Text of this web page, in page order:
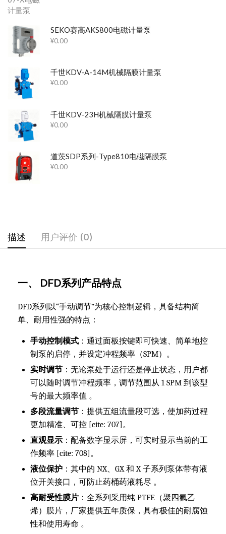
SEKO赛高AKS800电磁计量泵
¥0.00
千世KDV-A-14M机械隔膜计量泵
¥0.00
千世KDV-23H机械隔膜计量泵
¥0.00
道茨SDP系列-Type810电磁隔膜泵
¥0.00
描述 用户评价 (0)
一、 DFD系列产品特点
DFD系列以“手动调节”为核心控制逻辑，具备结构简
单、耐用性强的特点：
手动控制模式 ：通过面板按键即可快速、简单地控
制泵的启停，并设定冲程频率（SPM）。
实时调节 ：无论泵处于运行还是停止状态，用户都
可以随时调节冲程频率，调节范围从 1 SPM 到该型
号的最大频率值 。
多段流量调节 ：提供五组流量段可选，使加药过程
更加精准、可控 [cite: 707]。
直观显示 ：配备数字显示屏，可实时显示当前的工
作频率 [cite: 708]。
液位保护 ：其中的 NX、GX 和 X 子系列泵体带有液
位开关接口，可防止药桶药液耗尽 。
高耐受性膜片 ：全系列采用纯 PTFE（聚四氟乙
烯）膜片，厂家提供五年质保，具有极佳的耐腐蚀
性和使用寿命 。